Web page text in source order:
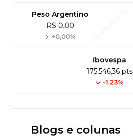
Peso Argentino
R$ 0,00
+0,00%
Ibovespa
175,546,36 pts
-1.23%
Blogs e colunas